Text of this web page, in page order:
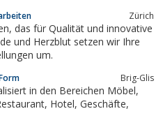
Zürich
um.
Brig-Glis
in den Bereichen Möbel,